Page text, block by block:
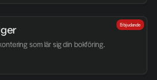
som lär sig din bokföring.
Erbjudande